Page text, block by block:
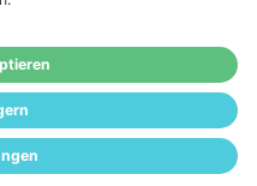
tonermacher.de richtet sich
Sie Wiederverkäufer sind,
Händler-Portal